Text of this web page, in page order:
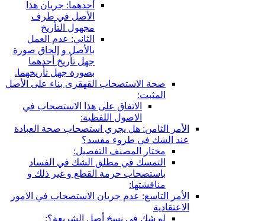
أحدهما: جريان هذا
الأصل في طرف
مجهول التأريخ
الثاني: عدم العمل
بالأصل و إلحاق صورة
جهل تأريخ أحدهما
بصورة جهل تأريخهما.
صحة الاستصحاب القهقرى بناء على الأصل
المثبت:
الاتفاق على هذا الاستصحاب في
الاصول اللفظية:
الأمر الثامن: هل يجري استصحاب صحة العبادة
عند الشك في طروء مفسد؟
مختار المصنف التفصيل:
التمسك في مطلق الشك في الفساد
باستصحاب حرمة القطع و غير ذلك و
مناقشتها:
الأمر التاسع: عدم جريان الاستصحاب في الامور
الاعتقادية
لو شك في نسخ أصل الشريعة؟: